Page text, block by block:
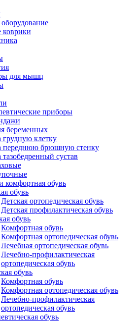
для мышц
приборы
беременных
клетку
переднюю брюшную стенку
сустав
комфортная обувь
обувь
Детская ортопедическая обувь
Детская профилактическая обувь
обувь
Комфортная обувь
Комфортная ортопедическая обувь
Лечебная ортопедическая обувь
Лечебно-профилактическая
ортопедическая обувь
обувь
Комфортная обувь
Комфортная ортопедическая обувь
Лечебно-профилактическая
ортопедическая обувь
обувь